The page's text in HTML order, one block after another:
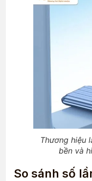
Thương hiệu
bền và
So sánh số